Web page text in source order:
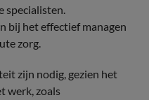
specialisten.
bij het effectief managen
zorg.
zijn nodig, gezien het
werk, zoals